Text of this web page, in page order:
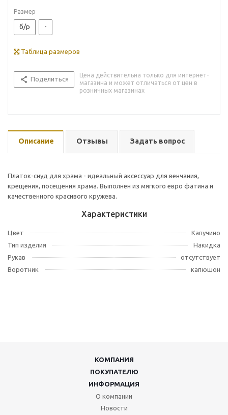
Размер
б/р -
Таблица размеров
Поделиться
Цена действительна только для интернет-
магазина и может отличаться от цен в
розничных магазинах
Описание Отзывы Задать вопрос
Платок-снуд для храма - идеальный аксессуар для венчания,
крещения, посещения храма. Выполнен из мягкого евро фатина и
качественного красивого кружева.
Характеристики
Цвет
Капучино
Тип изделия
Накидка
Рукав
отсутствует
Воротник
капюшон
КОМПАНИЯ
ПОКУПАТЕЛЮ
ИНФОРМАЦИЯ
О компании
Новости